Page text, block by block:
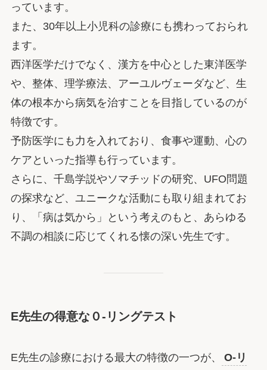
っています。
また、30年以上小児科の診療にも携わっておられ
ます。
西洋医学だけでなく、漢方を中心とした東洋医学
や、整体、理学療法、アーユルヴェーダなど、生
体の根本から病気を治すことを目指しているのが
特徴です。
予防医学にも力を入れており、食事や運動、心の
ケアといった指導も行っています。
さらに、千島学説やソマチッドの研究、UFO問題
の探求など、ユニークな活動にも取り組まれてお
り、「病は気から」という考えのもと、あらゆる
不調の相談に応じてくれる懐の深い先生です。
E先生の得意な０-リングテスト
E先生の診療における最大の特徴の一つが、
O-リ